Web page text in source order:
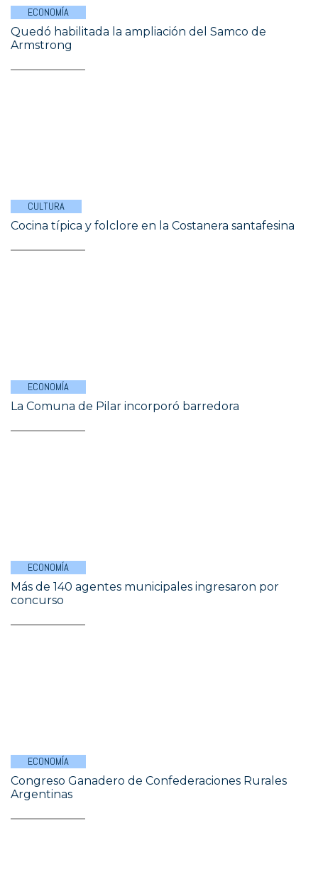
ECONOMÍA
Quedó habilitada la ampliación del Samco de
Armstrong
CULTURA
Cocina típica y folclore en la Costanera santafesina
ECONOMÍA
La Comuna de Pilar incorporó barredora
ECONOMÍA
Más de 140 agentes municipales ingresaron por
concurso
ECONOMÍA
Congreso Ganadero de Confederaciones Rurales
Argentinas